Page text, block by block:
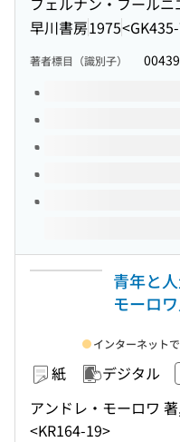
早川書房1975
著者標目（識別子）
このタイトルの巻号
青年と
モーロ
紙 デジタル
アンドレ・モーロワ
<KR164-19>
インターネット